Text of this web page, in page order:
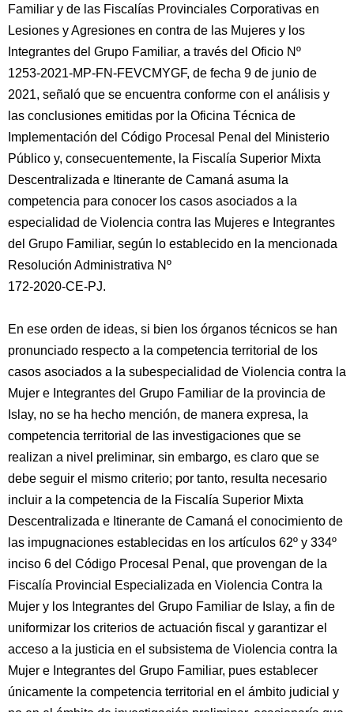
Familiar y de las Fiscalías Provinciales Corporativas en
Lesiones y Agresiones en contra de las Mujeres y los
Integrantes del Grupo Familiar, a través del Oficio Nº
1253-2021-MP-FN-FEVCMYGF, de fecha 9 de junio de
2021, señaló que se encuentra conforme con el análisis y
las conclusiones emitidas por la Oficina Técnica de
Implementación del Código Procesal Penal del Ministerio
Público y, consecuentemente, la Fiscalía Superior Mixta
Descentralizada e Itinerante de Camaná asuma la
competencia para conocer los casos asociados a la
especialidad de Violencia contra las Mujeres e Integrantes
del Grupo Familiar, según lo establecido en la mencionada
Resolución Administrativa Nº
172-2020-CE-PJ.
En ese orden de ideas, si bien los órganos técnicos se han
pronunciado respecto a la competencia territorial de los
casos asociados a la subespecialidad de Violencia contra la
Mujer e Integrantes del Grupo Familiar de la provincia de
Islay, no se ha hecho mención, de manera expresa, la
competencia territorial de las investigaciones que se
realizan a nivel preliminar, sin embargo, es claro que se
debe seguir el mismo criterio; por tanto, resulta necesario
incluir a la competencia de la Fiscalía Superior Mixta
Descentralizada e Itinerante de Camaná el conocimiento de
las impugnaciones establecidas en los artículos 62º y 334º
inciso 6 del Código Procesal Penal, que provengan de la
Fiscalía Provincial Especializada en Violencia Contra la
Mujer y los Integrantes del Grupo Familiar de Islay, a fin de
uniformizar los criterios de actuación fiscal y garantizar el
acceso a la justicia en el subsistema de Violencia contra la
Mujer e Integrantes del Grupo Familiar, pues establecer
únicamente la competencia territorial en el ámbito judicial y